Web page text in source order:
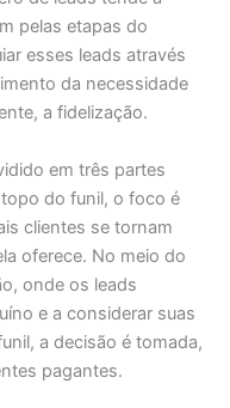
pelas etapas do
esses leads através
da necessidade
a fidelização.
em três partes
do funil, o foco é
clientes se tornam
oferece. No meio do
onde os leads
e a considerar suas
a decisão é tomada,
pagantes.